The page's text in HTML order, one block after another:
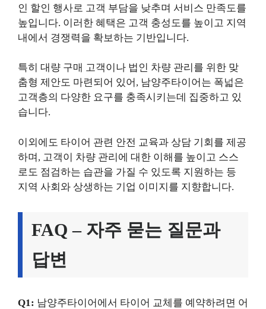
인 할인 행사로 고객 부담을 낮추며 서비스 만족도를
높입니다. 이러한 혜택은 고객 충성도를 높이고 지역
내에서 경쟁력을 확보하는 기반입니다.
특히 대량 구매 고객이나 법인 차량 관리를 위한 맞
춤형 제안도 마련되어 있어, 남양주타이어는 폭넓은
고객층의 다양한 요구를 충족시키는데 집중하고 있
습니다.
이외에도 타이어 관련 안전 교육과 상담 기회를 제공
하며, 고객이 차량 관리에 대한 이해를 높이고 스스
로도 점검하는 습관을 가질 수 있도록 지원하는 등
지역 사회와 상생하는 기업 이미지를 지향합니다.
FAQ – 자주 묻는 질문과
답변
Q1: 남양주타이어에서 타이어 교체를 예약하려면 어